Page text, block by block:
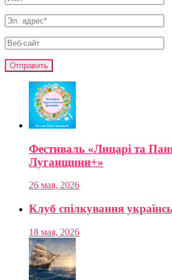
Фестиваль «Лицарі та
Луганщини+»
26 мая, 2026
Клуб спілкування
18 мая, 2026